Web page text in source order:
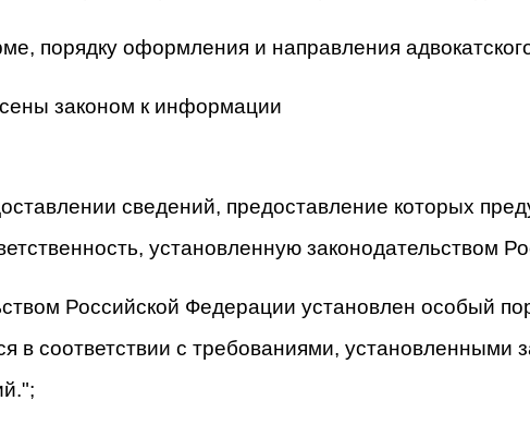
порядку оформления и направления
законом к информации
сведений, предоставление которых
установленную законодательством
Российской Федерации установлен особый
в соответствии с требованиями,